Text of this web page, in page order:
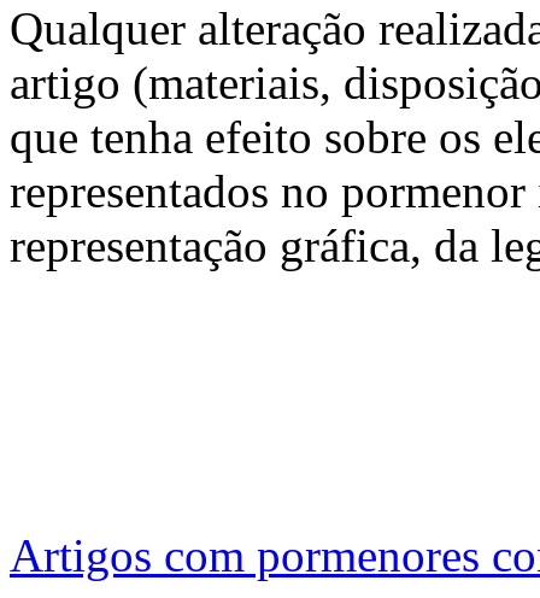
Qualquer alteração
artigo (materiais,
que tenha efeito sobre os
representados no
representação gráfica, da
Artigos com pormenores